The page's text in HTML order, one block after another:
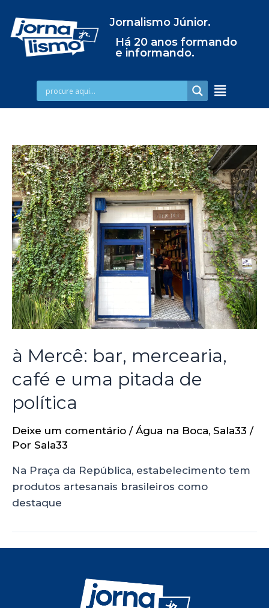
Jornalismo Júnior.
Há 20 anos formando
e informando.
à Mercê: bar, mercearia,
café e uma pitada de
política
Deixe um comentário / Água na Boca, Sala33 /
Por Sala33
Na Praça da República, estabelecimento tem
produtos artesanais brasileiros como
destaque